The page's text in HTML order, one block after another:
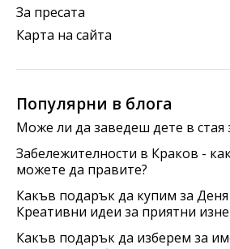
За пресата
Карта на сайта
Популярни в блога
Може ли да заведеш дете в стая
Забележителности в Краков -
можете да правите?
Какъв подарък да купим за
Креативни идеи за приятни
Какъв подарък да изберем за